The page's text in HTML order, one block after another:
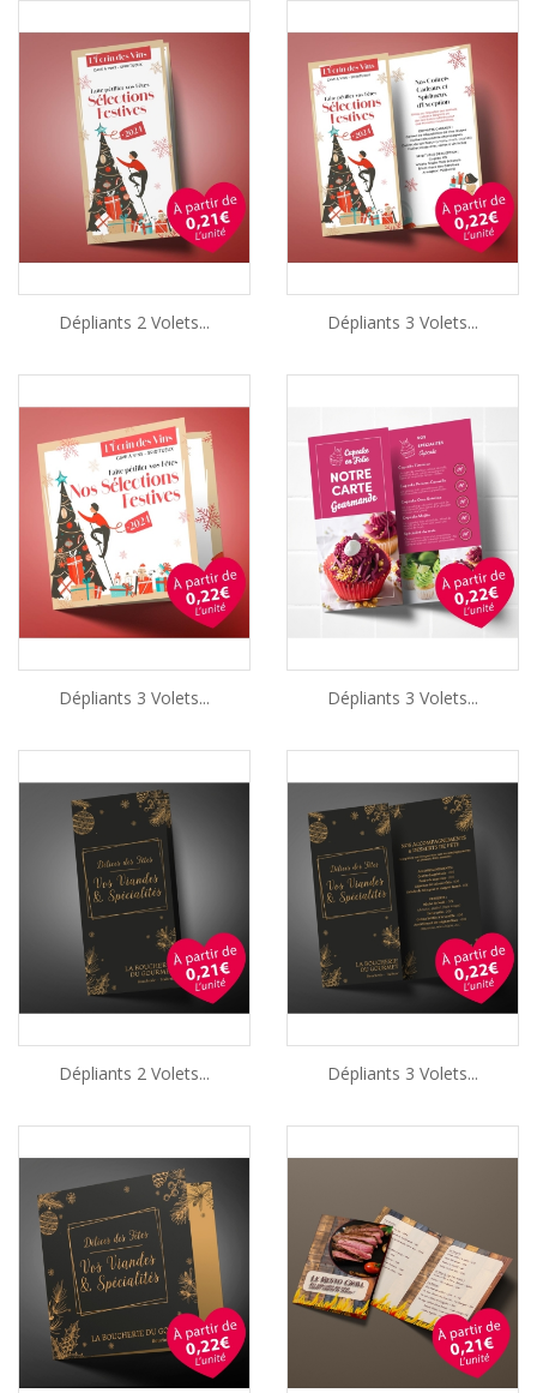
Dépliants 2 Volets... Dépliants 3 Volets...
Dépliants 3 Volets... Dépliants 3 Volets...
Dépliants 2 Volets... Dépliants 3 Volets...